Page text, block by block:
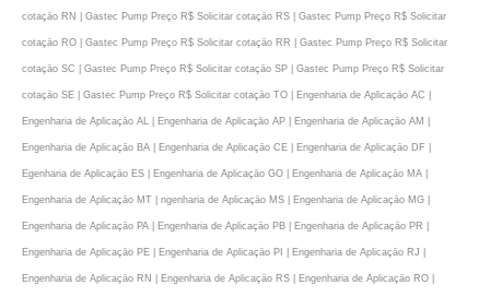
cotaçāo RN | Gastec Pump Preço R$ Solicitar cotaçāo RS | Gastec Pump Preço R$ Solicitar
cotaçāo RO | Gastec Pump Preço R$ Solicitar cotaçāo RR | Gastec Pump Preço R$ Solicitar
cotaçāo SC | Gastec Pump Preço R$ Solicitar cotaçāo SP | Gastec Pump Preço R$ Solicitar
cotaçāo SE | Gastec Pump Preço R$ Solicitar cotaçāo TO | Engenharia de Aplicaçāo AC |
Engenharia de Aplicaçāo AL | Engenharia de Aplicaçāo AP | Engenharia de Aplicaçāo AM |
Engenharia de Aplicaçāo BA | Engenharia de Aplicaçāo CE | Engenharia de Aplicaçāo DF |
Egenharia de Aplicaçāo ES | Engenharia de Aplicaçāo GO | Engenharia de Aplicaçāo MA |
Engenharia de Aplicaçāo MT | ngenharia de Aplicaçāo MS | Engenharia de Aplicaçāo MG |
Engenharia de Aplicaçāo PA | Engenharia de Aplicaçāo PB | Engenharia de Aplicaçāo PR |
Engenharia de Aplicaçāo PE | Engenharia de Aplicaçāo PI | Engenharia de Aplicaçāo RJ |
Engenharia de Aplicaçāo RN | Engenharia de Aplicaçāo RS | Engenharia de Aplicaçāo RO |